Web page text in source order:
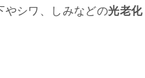
やシワ、しみなどの光老化